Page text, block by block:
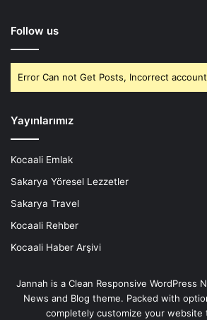
Follow us
Error Can not Get Posts, Incorrect
Yayınlarımız
Kocaali Emlak
Sakarya Yöresel Lezzetler
Sakarya Travel
Kocaali Rehber
Kocaali Haber Arşivi
Jannah is a Clean Responsive WordPress
News and Blog theme. Packed with
completely customize your website